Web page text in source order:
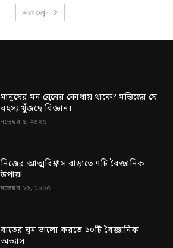
আরও দেখুন
মানুষের মন ব্রেনের কোথায় থাকে? মস্তিষ্কের যে
রহস্য খুঁজছে বিজ্ঞান।
নভেম্বর ৫, ২০২৫
নিজের আত্মবিশ্বাস বাড়াতে ৭টি বৈজ্ঞানিক
উপায়!
নভেম্বর ২৬, ২০২৫
রাতের ঘুম ভালো করতে ১০টি বৈজ্ঞানিক
অভ্যাস